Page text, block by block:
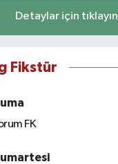
Detaylar için tıklayın
Fikstür
FK